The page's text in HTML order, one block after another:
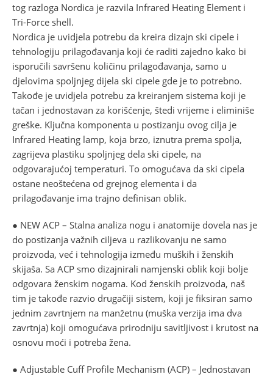
tog razloga Nordica je razvila Infrared Heating Element i
Tri-Force shell.
Nordica je uvidjela potrebu da kreira dizajn ski cipele i
tehnologiju prilagođavanja koji će raditi zajedno kako bi
isporučili savršenu količinu prilagođavanja, samo u
djelovima spoljnjeg dijela ski cipele gde je to potrebno.
Takođe je uvidjela potrebu za kreiranjem sistema koji je
tačan i jednostavan za korišćenje, štedi vrijeme i eliminiše
greške. Ključna komponenta u postizanju ovog cilja je
Infrared Heating lamp, koja brzo, iznutra prema spolja,
zagrijeva plastiku spoljnjeg dela ski cipele, na
odgovarajućoj temperaturi. To omogućava da ski cipela
ostane neoštećena od grejnog elementa i da
prilagođavanje ima trajno definisan oblik.
● NEW ACP – Stalna analiza nogu i anatomije dovela nas je
do postizanja važnih ciljeva u razlikovanju ne samo
proizvoda, već i tehnologija između muških i ženskih
skijaša. Sa ACP smo dizajnirali namjenski oblik koji bolje
odgovara ženskim nogama. Kod ženskih proizvoda, naš
tim je takođe razvio drugačiji sistem, koji je fiksiran samo
jednim zavrtnjem na manžetnu (muška verzija ima dva
zavrtnja) koji omogućava prirodniju savitljivost i krutost na
osnovu moći i potreba žena.
● Adjustable Cuff Profile Mechanism (ACP) – Jednostavan